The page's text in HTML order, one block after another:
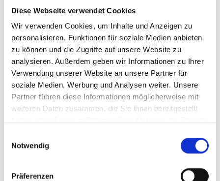
Diese Webseite verwendet Cookies
Wir verwenden Cookies, um Inhalte und Anzeigen zu
personalisieren, Funktionen für soziale Medien anbieten
zu können und die Zugriffe auf unsere Website zu
analysieren. Außerdem geben wir Informationen zu Ihrer
Verwendung unserer Website an unsere Partner für
soziale Medien, Werbung und Analysen weiter. Unsere
Partner führen diese Informationen möglicherweise mit
weiteren Daten zusammen, die Sie ihnen bereitgestellt
Notwendig
Präferenzen
Ihr Partner für optimales
Sehen in Waren
Als erster Ansprechpartner für das gute Sehen sind wir
als Augenoptiker in Waren mehr als „nur“ diejenigen,
die sich um die jeweilige optisch, anatomisch und
ästhetisch perfekt auf Ihre individuellen Wünsche und
auch oft die Ersten, die eventuelle Auffälligkeiten am